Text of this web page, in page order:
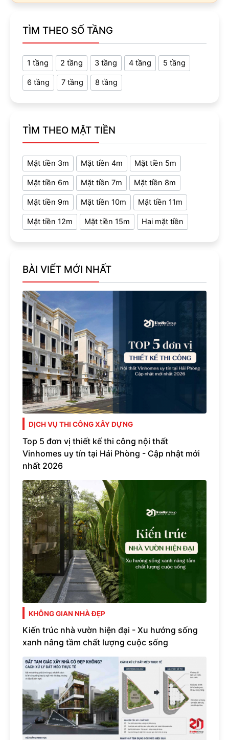
TÌM THEO SỐ TẦNG
1 tầng 2 tầng 3 tầng 4 tầng 5 tầng
6 tầng 7 tầng 8 tầng
TÌM THEO MẶT TIỀN
Mặt tiền 3m Mặt tiền 4m Mặt tiền 5m
Mặt tiền 6m Mặt tiền 7m Mặt tiền 8m
Mặt tiền 9m Mặt tiền 10m Mặt tiền 11m
Mặt tiền 12m Mặt tiền 15m Hai mặt tiền
BÀI VIẾT MỚI NHẤT
DỊCH VỤ THI CÔNG XÂY DỰNG
Top 5 đơn vị thiết kế thi công nội thất
Vinhomes uy tín tại Hải Phòng - Cập nhật mới
nhất 2026
KHÔNG GIAN NHÀ ĐẸP
Kiến trúc nhà vườn hiện đại - Xu hướng sống
xanh nâng tầm chất lượng cuộc sống